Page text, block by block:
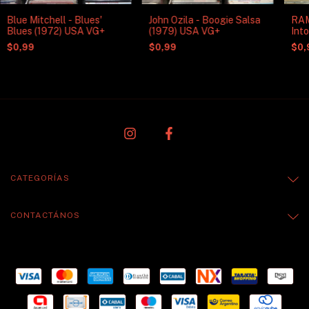
Blue Mitchell - Blues'
Blues (1972) USA VG+
$0,99
John Ozila - Boogie Salsa
(1979) USA VG+
$0,99
CATEGORÍAS
CONTACTÁNOS